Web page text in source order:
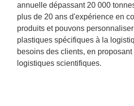
annuelle dépassant 20 000
plus de 20 ans d'expérience en
produits et pouvons
plastiques spécifiques à la
besoins des clients, en
logistiques scientifiques.